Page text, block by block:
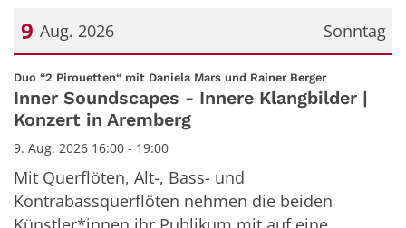
Sonntag
9 Aug. 2026
Datum: 9. August 2026
Duo “2 Pirouetten“ mit Daniela Mars und Rainer Berger:
Inner Soundscapes - Innere Klangbilder |
Konzert in Aremberg
9. Aug. 2026 16:00 - 19:00
Mit Querflöten, Alt-, Bass- und
Kontrabassquerflöten nehmen die beiden